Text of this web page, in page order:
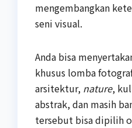
mengembangkan
seni visual.
Anda bisa
khusus lomba
arsitektur, nature,
abstrak, dan masih
tersebut bisa dipilih